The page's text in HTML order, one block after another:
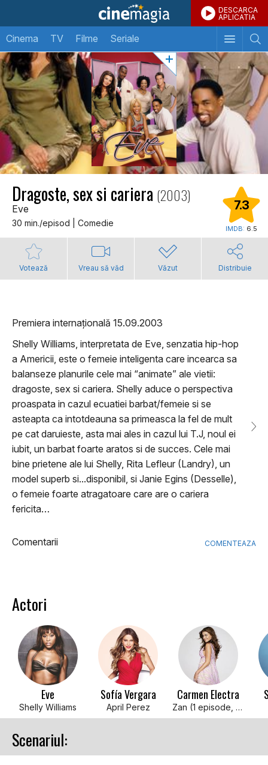
DESCARCA
APLICATIA
Cinema TV Filme Seriale
Dragoste, sex si cariera (2003)
Eve
30 min./episod | Comedie
7.3
IMDB: 6.5
Votează Vreau să văd Văzut Distribuie
Premiera internațională 15.09.2003
Shelly Williams, interpretata de Eve, senzatia hip-hop
a Americii, este o femeie inteligenta care incearca sa
balanseze planurile cele mai “animate” ale vietii:
dragoste, sex si cariera. Shelly aduce o perspectiva
proaspata in cazul ecuatiei barbat/femeie si se
asteapta ca intotdeauna sa primeasca la fel de mult
pe cat daruieste, asta mai ales in cazul lui T.J, noul ei
iubit, un barbat foarte aratos si de succes. Cele mai
bine prietene ale lui Shelly, Rita Lefleur (Landry), un
model superb si...disponibil, si Janie Egins (Desselle),
o femeie foarte atragatoare care are o cariera
fericita…
Comentarii COMENTEAZA
Actori
Eve
Shelly Williams
Sofía Vergara
April Perez
Carmen Electra
Zan (1 episode, 2003)
Scenariul: